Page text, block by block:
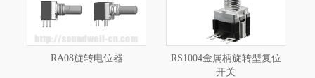
RA08旋转电位器
RS1004金属柄旋转型复位
开关